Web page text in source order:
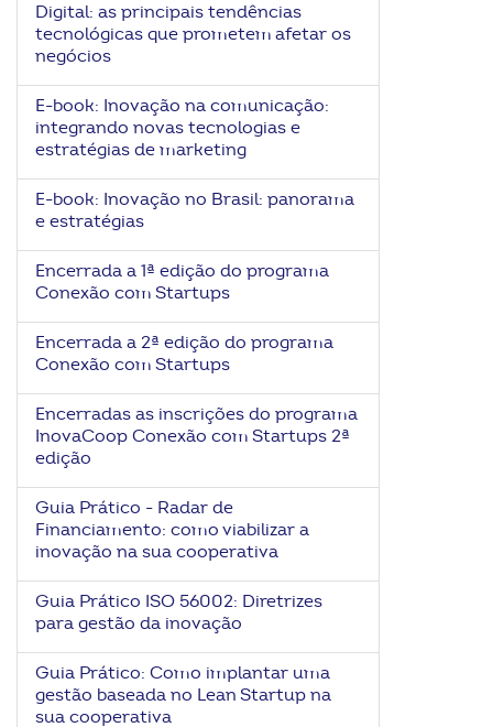
Digital: as principais tendências
tecnológicas que prometem afetar os
negócios
E-book: Inovação na comunicação:
integrando novas tecnologias e
estratégias de marketing
E-book: Inovação no Brasil: panorama
e estratégias
Encerrada a 1ª edição do programa
Conexão com Startups
Encerrada a 2ª edição do programa
Conexão com Startups
Encerradas as inscrições do programa
InovaCoop Conexão com Startups 2ª
edição
Guia Prático - Radar de
Financiamento: como viabilizar a
inovação na sua cooperativa
Guia Prático ISO 56002: Diretrizes
para gestão da inovação
Guia Prático: Como implantar uma
gestão baseada no Lean Startup na
sua cooperativa